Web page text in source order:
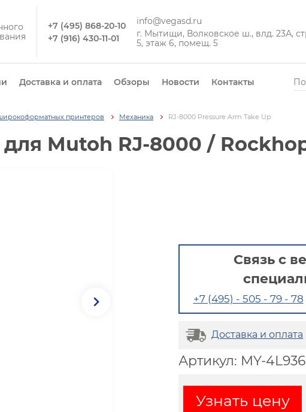
+7 (495) 868-20-10
+7 (916) 430-11-01
info@vegasd.ru
г. Мытищи, Волковское ш., влд. 23А,
5, этаж 6, помещ. 5
Доставка и оплата Обзоры Новости Контакты
принтеров Механика RJ-8000 Pressure Arm Take Up
Mutoh RJ-8000 /
Связь с
+7 (495) - 505 - 79 - 78
Доставка и оплата
Артикул: MY-4L936
Узнать цену